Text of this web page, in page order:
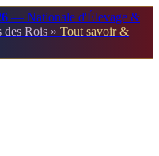
— Nationale d'Élevage &
des Rois » Tout savoir &